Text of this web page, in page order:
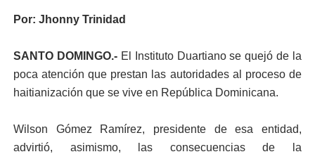
Por: Jhonny Trinidad
SANTO DOMINGO.- El Instituto Duartiano se quejó de la
poca atención que prestan las autoridades al proceso de
haitianización que se vive en República Dominicana.
Wilson Gómez Ramírez, presidente de esa entidad,
advirtió, asimismo, las consecuencias de la